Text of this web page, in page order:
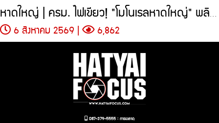
หาดใหญ่ | ครม. ไฟเขียว! "โมโนเรลหาดใหญ่" พลิกโฉมการขนส่ง
6 สิงหาคม 2569 | 6,862
087-379-5555 : การตลาด